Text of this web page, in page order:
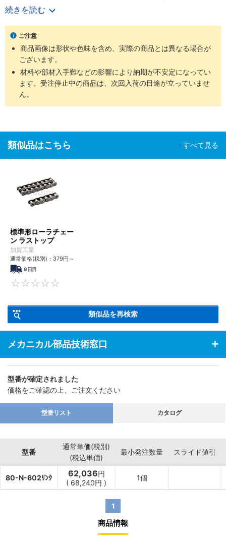
・引張強さについてはステンレスチェーンよりも強いです
【用途】
・ラストップチェーンはほとんどのローラチェーン、ニバイピッチ
等のアタッチメント付チェーンにも適用可能です
・耐環境用として軽い腐食環境にさらされる屋外使用に最適です
続きを読む
ご注意
商品画像は形状や色味を含め、実際の商品とは異なる場合が
ございます。
材料や部材入手難などの影響により納期が不安定になってい
ます。受注停止中の商品は、次回入荷の目途が立っていませ
ん。
類似品はこちら すべて見る
標準形ローラチェー
ン ラストップ
加賀工業
通常価格(税別)： 379円 ～
9日目
類似品を再検索
メカニカル部品技術窓口
型番が確定されました
価格をご確認の上、ご注文ください
型番リスト カタログ
型番
通常単価(税別)
(税込単価)
最小発注数量 スライド値引
80-N-602ﾘﾝｸ 62,036円
( 68,240円 )
1個
1
商品情報